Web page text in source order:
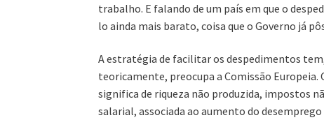
trabalho. E falando de um país em que o
lo ainda mais barato, coisa que o Governo já
A estratégia de facilitar os despedimentos
teoricamente, preocupa a Comissão Europeia.
significa de riqueza não produzida, impostos
salarial, associada ao aumento do